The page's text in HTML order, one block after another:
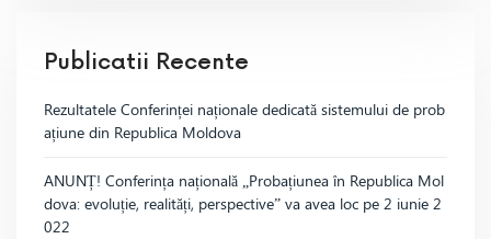
Publicatii Recente
Rezultatele Conferinței naționale dedicată sistemului de prob
ațiune din Republica Moldova
ANUNȚ! Conferința națională „Probațiunea în Republica Mol
dova: evoluție, realități, perspective” va avea loc pe 2 iunie 2
022